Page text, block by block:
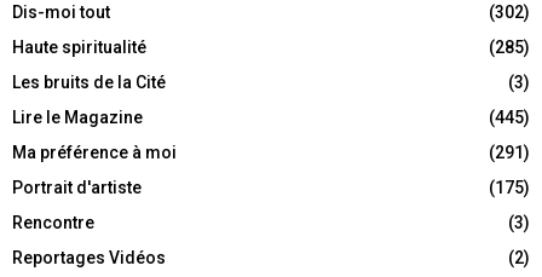
Dis-moi tout
(302)
Haute spiritualité
(285)
Les bruits de la Cité
(3)
Lire le Magazine
(445)
Ma préférence à moi
(291)
Portrait d'artiste
(175)
Rencontre
(3)
Reportages Vidéos
(2)